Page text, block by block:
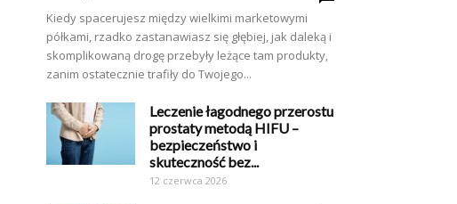
Kiedy spacerujesz między wielkimi marketowymi
półkami, rzadko zastanawiasz się głębiej, jak daleką i
skomplikowaną drogę przebyły leżące tam produkty,
zanim ostatecznie trafiły do Twojego...
Leczenie łagodnego przerostu
prostaty metodą HIFU –
bezpieczeństwo i
skuteczność bez...
12 czerwca 2026